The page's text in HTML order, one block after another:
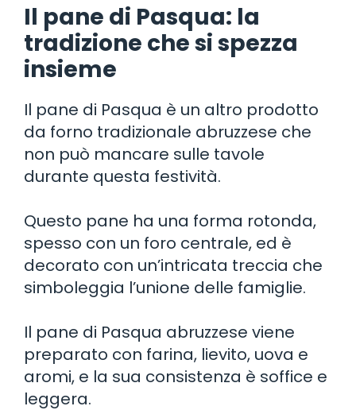
Il pane di Pasqua: la
tradizione che si spezza
insieme
Il pane di Pasqua è un altro prodotto
da forno tradizionale abruzzese che
non può mancare sulle tavole
durante questa festività.
Questo pane ha una forma rotonda,
spesso con un foro centrale, ed è
decorato con un’intricata treccia che
simboleggia l’unione delle famiglie.
Il pane di Pasqua abruzzese viene
preparato con farina, lievito, uova e
aromi, e la sua consistenza è soffice e
leggera.